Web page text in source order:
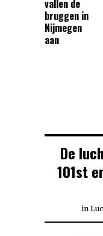
vallen de
bruggen in
Nijmegen
aan
De
101st
in